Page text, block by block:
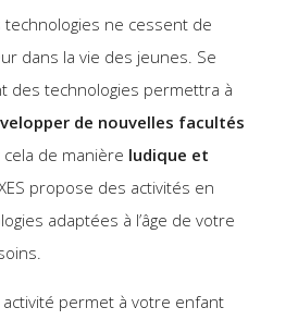
technologies ne cessent de
dans la vie des jeunes. Se
des technologies permettra à
de nouvelles facultés
cela de manière ludique et
propose des activités en
adaptées à l’âge de votre
permet à votre enfant